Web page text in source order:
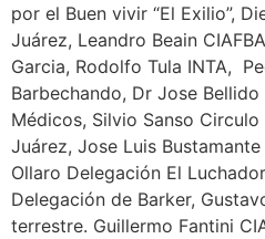
por el Buen vivir “El Exilio”,
Juárez, Leandro Beain
Garcia, Rodolfo Tula INTA,
Barbechando, Dr Jose
Médicos, Silvio Sanso
Juárez, Jose Luis
Ollaro Delegación El
Delegación de Barker,
terrestre. Guillermo Fantini